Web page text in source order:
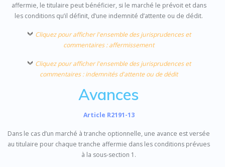
affermie, le titulaire peut bénéficier, si le marché le prévoit et dans
les conditions qu’il définit, d’une indemnité d’attente ou de dédit.
Cliquez pour afficher l'ensemble des jurisprudences et
commentaires : affermissement
Cliquez pour afficher l'ensemble des jurisprudences et
commentaires : indemnités d'attente ou de dédit
Avances
Article R2191-13
Dans le cas d’un marché à tranche optionnelle, une avance est versée
au titulaire pour chaque tranche affermie dans les conditions prévues
à la sous-section 1.